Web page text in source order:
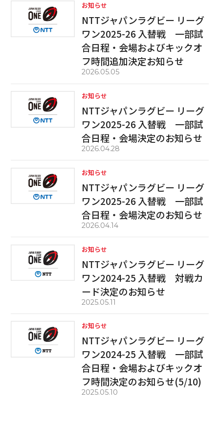
お知らせ
NTTジャパンラグビー リーグ
ワン2025-26 入替戦 一部試
合日程・会場およびキックオ
フ時間追加決定お知らせ
2026.05.05
お知らせ
NTTジャパンラグビー リーグ
ワン2025-26 入替戦 一部試
合日程・会場決定のお知らせ
2026.04.28
お知らせ
NTTジャパンラグビー リーグ
ワン2025-26 入替戦 一部試
合日程・会場決定のお知らせ
2026.04.14
お知らせ
NTTジャパンラグビー リーグ
ワン2024-25 入替戦 対戦カ
ード決定のお知らせ
2025.05.11
お知らせ
NTTジャパンラグビー リーグ
ワン2024-25 入替戦 一部試
合日程・会場およびキックオ
フ時間決定のお知らせ(5/10)
2025.05.10